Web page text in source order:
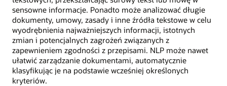
sensowne informacje. Ponadto może analizować długie
dokumenty, umowy, zasady i inne źródła tekstowe w celu
wyodrębnienia najważniejszych informacji, istotnych
zmian i potencjalnych zagrożeń związanych z
zapewnieniem zgodności z przepisami. NLP może nawet
ułatwić zarządzanie dokumentami, automatycznie
klasyfikując je na podstawie wcześniej określonych
kryteriów.